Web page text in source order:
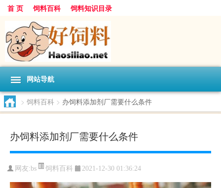
首 页 饲料百科 饲料知识目录
网站导航
> 饲料百科 > 办饲料添加剂厂需要什么条件
办饲料添加剂厂需要什么条件
网友:bs 饲料百科 2021-12-30 01:36:24